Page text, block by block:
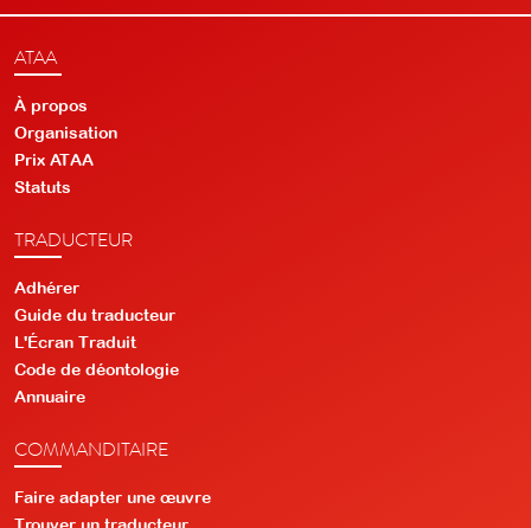
ATAA
À propos
Organisation
Prix ATAA
Statuts
TRADUCTEUR
Adhérer
Guide du traducteur
L'Écran Traduit
Code de déontologie
Annuaire
COMMANDITAIRE
Faire adapter une œuvre